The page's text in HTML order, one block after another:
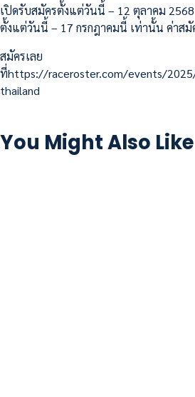
เปิดรับสมัครตั้งแต่วันนี้ – 12 ตุลาคม
ตั้งแต่วันนี้ – 17 กรกฎาคมนี้ เท่านั้น ค่าส
สมัครเลย
ที่https://raceroster.com/events/
thailand
You Might Also Like